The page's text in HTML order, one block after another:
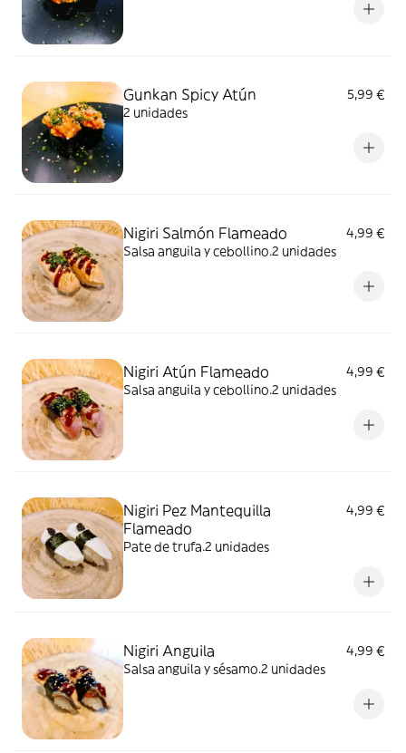
Gunkan Spicy Atún
5,99 €
2 unidades
Nigiri Salmón Flameado
4,99 €
Salsa anguila y cebollino.2 unidades
Nigiri Atún Flameado
4,99 €
Salsa anguila y cebollino.2 unidades
Nigiri Pez Mantequilla
Flameado
4,99 €
Pate de trufa.2 unidades
Nigiri Anguila
4,99 €
Salsa anguila y sésamo.2 unidades